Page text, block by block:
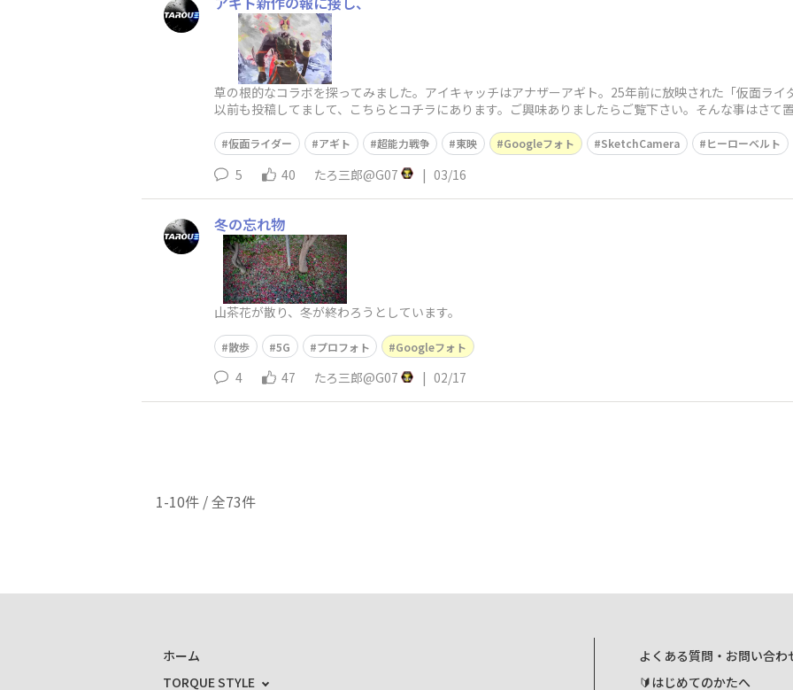
草の根的なコラボを探ってみました。アイキャッチはアナザーアギト。25年前に放映された「仮面ライ
以前も投稿してまして、こちらとコチラにあります。ご興味ありましたらご覧下さい。​そんな事はさて
仮面ライダー アギト 超能力戦争 東映 Googleフォト SketchCamera ヒーローベルト
5 40 たろ三郎@G07 | 03/16
冬の忘れ物
山茶花が散り、冬が終わろうとしています。
散歩 5G プロフォト Googleフォト
4 47 たろ三郎@G07 | 02/17
1-10件 / 全73件
ホーム
TORQUE STYLE
よくある質問・お問い合わ
🔰はじめてのかたへ